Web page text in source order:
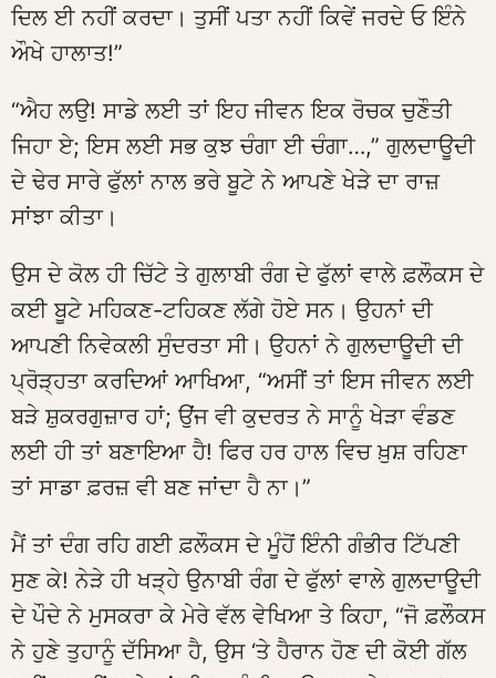
ਦਿਲ ਈ ਨਹੀਂ ਕਰਦਾ। ਤੁਸੀਂ ਪਤਾ ਨਹੀਂ ਕਿਵੇਂ ਜਰਦੇ ਓ ਇੰਨੇ
ਔਖੇ ਹਾਲਾਤ!”
“ਐਹ ਲਉ! ਸਾਡੇ ਲਈ ਤਾਂ ਇਹ ਜੀਵਨ ਇਕ ਰੋਚਕ ਚੁਣੌਤੀ
ਜਿਹਾ ਏ; ਇਸ ਲਈ ਸਭ ਕੁਝ ਚੰਗਾ ਈ ਚੰਗਾ…,” ਗੁਲਦਾਊਦੀ
ਦੇ ਢੇਰ ਸਾਰੇ ਫੁੱਲਾਂ ਨਾਲ ਭਰੇ ਬੂਟੇ ਨੇ ਆਪਣੇ ਖੇੜੇ ਦਾ ਰਾਜ਼
ਸਾਂਝਾ ਕੀਤਾ।
ਉਸ ਦੇ ਕੋਲ ਹੀ ਚਿੱਟੇ ਤੇ ਗੁਲਾਬੀ ਰੰਗ ਦੇ ਫੁੱਲਾਂ ਵਾਲੇ ਫ਼ਲੌਕਸ ਦੇ
ਕਈ ਬੂਟੇ ਮਹਿਕਣ-ਟਹਿਕਣ ਲੱਗੇ ਹੋਏ ਸਨ। ਉਹਨਾਂ ਦੀ
ਆਪਣੀ ਨਿਵੇਕਲੀ ਸੁੰਦਰਤਾ ਸੀ। ਉਹਨਾਂ ਨੇ ਗੁਲਦਾਊਦੀ ਦੀ
ਪ੍ਰੋੜ੍ਹਤਾ ਕਰਦਿਆਂ ਆਖਿਆ, “ਅਸੀਂ ਤਾਂ ਇਸ ਜੀਵਨ ਲਈ
ਬੜੇ ਸ਼ੁਕਰਗੁਜ਼ਾਰ ਹਾਂ; ਉਂਜ ਵੀ ਕੁਦਰਤ ਨੇ ਸਾਨੂੰ ਖੇੜਾ ਵੰਡਣ
ਲਈ ਹੀ ਤਾਂ ਬਣਾਇਆ ਹੈ! ਫਿਰ ਹਰ ਹਾਲ ਵਿਚ ਖ਼ੁਸ਼ ਰਹਿਣਾ
ਤਾਂ ਸਾਡਾ ਫ਼ਰਜ਼ ਵੀ ਬਣ ਜਾਂਦਾ ਹੈ ਨਾ।”
ਮੈਂ ਤਾਂ ਦੰਗ ਰਹਿ ਗਈ ਫ਼ਲੌਕਸ ਦੇ ਮੂੰਹੋਂ ਇੰਨੀ ਗੰਭੀਰ ਟਿੱਪਣੀ
ਸੁਣ ਕੇ! ਨੇੜੇ ਹੀ ਖੜ੍ਹੇ ਉਨਾਬੀ ਰੰਗ ਦੇ ਫੁੱਲਾਂ ਵਾਲੇ ਗੁਲਦਾਊਦੀ
ਦੇ ਪੌਦੇ ਨੇ ਮੁਸਕਰਾ ਕੇ ਮੇਰੇ ਵੱਲ ਵੇਖਿਆ ਤੇ ਕਿਹਾ, “ਜੋ ਫ਼ਲੌਕਸ
ਨੇ ਹੁਣੇ ਤੁਹਾਨੂੰ ਦੱਸਿਆ ਹੈ, ਉਸ ‘ਤੇ ਹੈਰਾਨ ਹੋਣ ਦੀ ਕੋਈ ਗੱਲ